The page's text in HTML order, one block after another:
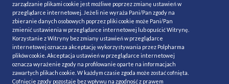
POLITYKA COOKIES
Polityka prywatności
MAPA STRONY
NASZE SERWISY
MATERIAŁY DO POBRANIA
MINIMALIZACJA RYZYKA
zarządzanie plikami cookie jest możliwe poprzez zmianę ustawień w
przeglądarce internetowej. Jeżeli nie wyraża Pani/Pan zgody na
zbieranie danych osobowych poprzez pliki cookie może Pani/Pan
zmienić ustawienia w przeglądarce internetowej lub opuścić Witrynę.
Korzystanie z Witryny bez zmiany ustawień w przeglądarce
internetowej oznacza akceptację wykorzystywania przez Polpharma
plików cookie. Akceptacja ustawień w przeglądarce internetowej
oznacza wyrażenie zgody na profilowanie oparte na informacjach
zawartych plikach cookie. W każdym czasie zgoda może zostać cofnięta.
Cofnięcie zgody pozostaje bez wpływu na zgodność z prawem